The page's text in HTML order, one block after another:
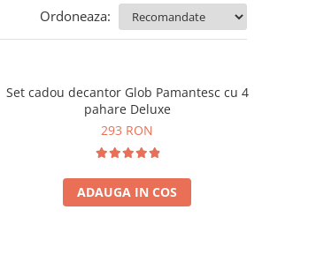
Ordoneaza:
Set cadou decantor Glob Pamantesc cu 4
pahare Deluxe
293 RON
ADAUGA IN COS